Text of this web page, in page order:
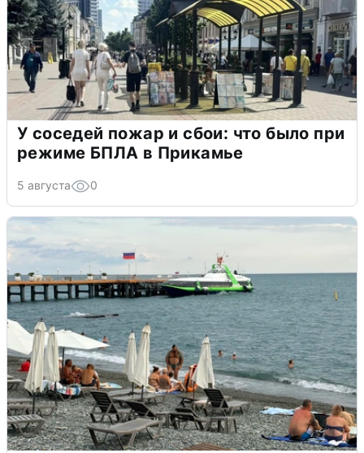
У соседей пожар и сбои: что было при
режиме БПЛА в Прикамье
5 августа 0